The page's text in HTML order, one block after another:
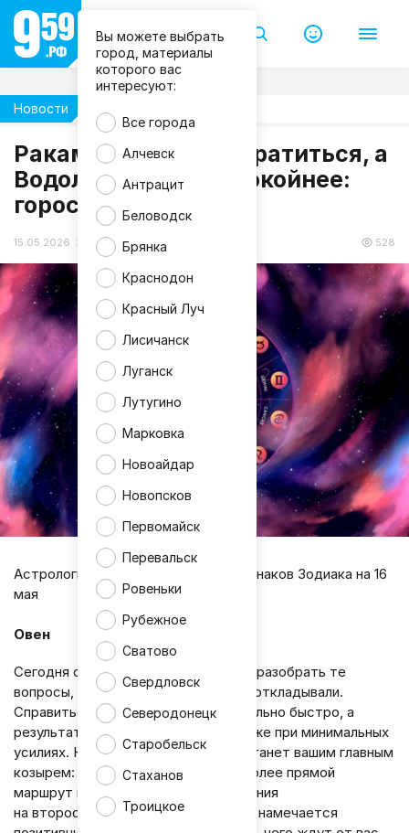
Вы можете выбрать
город, материалы
которого вас
интересуют:
Все города
Алчевск
Антрацит
Беловодск
Брянка
Краснодон
Красный Луч
Лисичанск
Луганск
Лутугино
Марковка
Новоайдар
Новопсков
Первомайск
Перевальск
Ровеньки
Рубежное
Сватово
Свердловск
Северодонецк
Старобельск
Стаханов
Троицкое
Новости
Ракам придётся потратиться, а
Водолеям - быть спокойнее:
гороскоп на 16 мая
15.05.2026 20:53 528
M
a
g
n
i
f
c
Астрологический прогноз для всех знаков Зодиака на 16
мая
Овен
Сегодня оптимальное время, чтобы разобрать те
вопросы, которые вы долгое время откладывали.
Справиться с ними удастся удивительно быстро, а
результат превзойдёт ожидания даже при минимальных
усилиях. Накопленный ранее опыт станет вашим главным
козырем: он позволит выбрать наиболее прямой
маршрут к цели и избежать распыления
на второстепенное. В личной сфере намечается